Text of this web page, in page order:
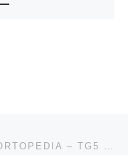
CHIRURGIA MININVASIVA IN ORTOPEDIA – TG5 SALUTE 20/10/21